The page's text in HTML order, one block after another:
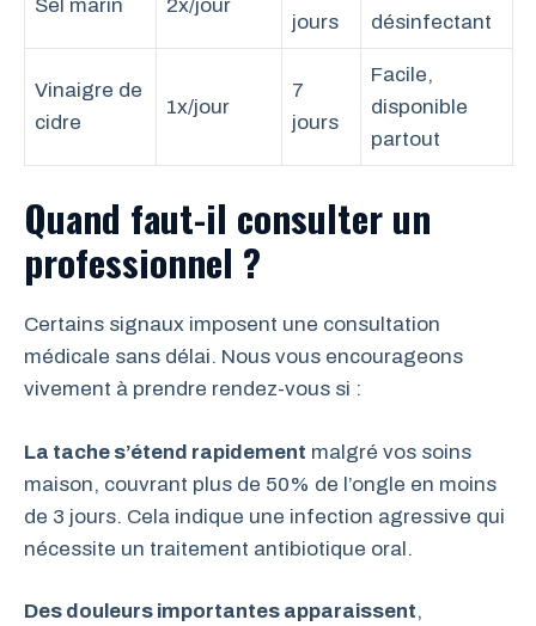
Sel marin 2x/jour
jours
désinfectant
Vinaigre de
cidre
1x/jour
7
jours
Facile,
disponible
partout
Quand faut-il consulter un
professionnel ?
Certains signaux imposent une consultation
médicale sans délai. Nous vous encourageons
vivement à prendre rendez-vous si :
La tache s’étend rapidement malgré vos soins
maison, couvrant plus de 50% de l’ongle en moins
de 3 jours. Cela indique une infection agressive qui
nécessite un traitement antibiotique oral.
Des douleurs importantes apparaissent,